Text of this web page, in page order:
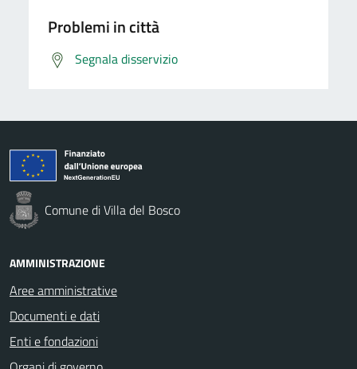
Problemi in città
Segnala disservizio
Comune di Villa del Bosco
AMMINISTRAZIONE
Aree amministrative
Documenti e dati
Enti e fondazioni